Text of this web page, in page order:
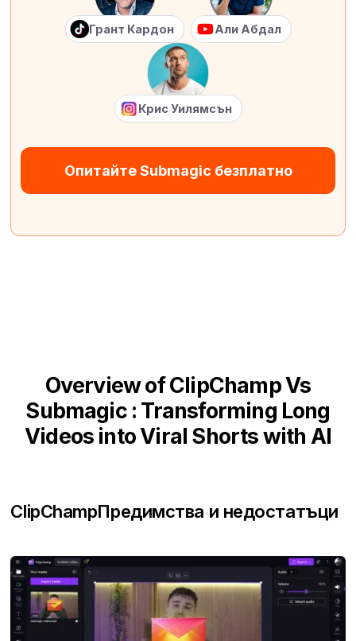
Грант Кардон Али Абдал
Крис Уилямсън
Опитайте Submagic безплатно
Overview of ClipChamp Vs
Submagic : Transforming Long
Videos into Viral Shorts with AI
ClipChampПредимства и недостатъци